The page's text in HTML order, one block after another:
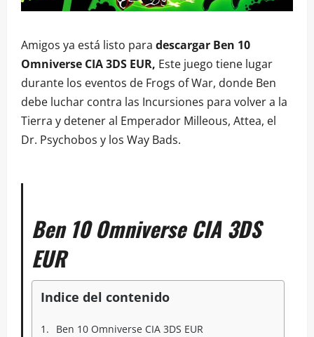
Amigos ya está listo para descargar Ben 10
Omniverse CIA 3DS EUR, Este juego tiene lugar
durante los eventos de Frogs of War, donde Ben
debe luchar contra las Incursiones para volver a la
Tierra y detener al Emperador Milleous, Attea, el
Dr. Psychobos y los Way Bads.
Ben 10 Omniverse CIA 3DS
EUR
Indice del contenido
Ben 10 Omniverse CIA 3DS EUR